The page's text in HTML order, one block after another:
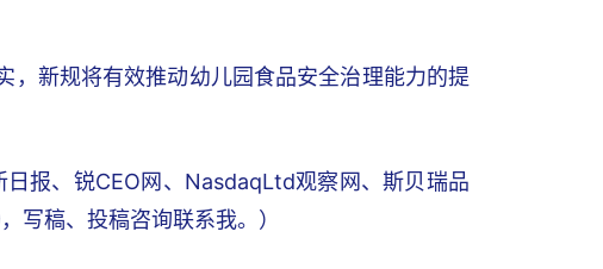
，新规将有效推动幼儿园食品安全治理能力的提
日报、锐CEO网、NasdaqLtd观察网、斯贝瑞品
写稿、投稿咨询联系我。）